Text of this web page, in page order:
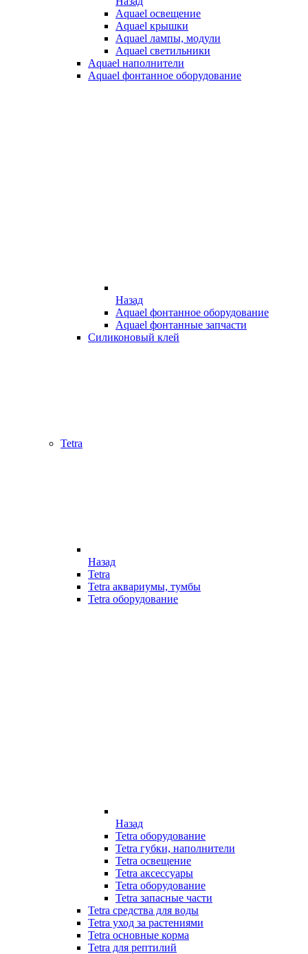
Aquael освещение
Aquael крышки
Aquael лампы, модули
Aquael светильники
Aquael наполнители
Aquael фонтанное оборудование
Назад
Aquael фонтанное оборудование
Aquael фонтанные запчасти
Силиконовый клей
Tetra
Назад
Tetra
Tetra аквариумы, тумбы
Tetra оборудование
Назад
Tetra оборудование
Tetra губки, наполнители
Tetra освещение
Tetra аксессуары
Tetra оборудование
Tetra запасные части
Tetra средства для воды
Tetra уход за растениями
Tetra основные корма
Tetra для рептилий